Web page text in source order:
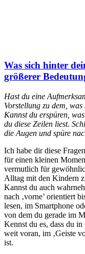
Was sich hinter
größerer
Hast du eine
Vorstellung zu dem,
Kannst du erspüren,
du diese Zeilen liest.
die Augen und spüre
Ich habe dir diese
für einen kleinen
vermutlich für
Alltag mit den Kindern
Kannst du auch
nach ‚vorne’ orientiert
lesen, im Smartphone
von dem du gerade im
Kennst du es, dass du
weit voran, im ‚Geiste
ist.